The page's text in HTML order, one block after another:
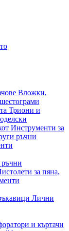
Вложки,
Триони и
Инструменти за
ръчни
ръчни
за пяна,
Лични
и къртачи